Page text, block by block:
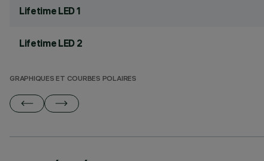
Lifetime LED 1
Lifetime LED 2
GRAPHIQUES ET COURBES POLAIRES